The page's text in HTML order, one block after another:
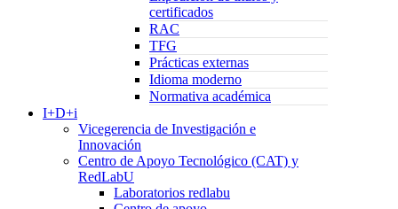
certificados
RAC
TFG
Prácticas externas
Idioma moderno
Normativa académica
I+D+i
Vicegerencia de Investigación e
Innovación
Centro de Apoyo Tecnológico (CAT) y
RedLabU
Laboratorios redlabu